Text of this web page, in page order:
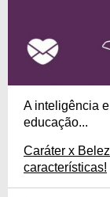
A inteligência
educação...
Caráter x
características!